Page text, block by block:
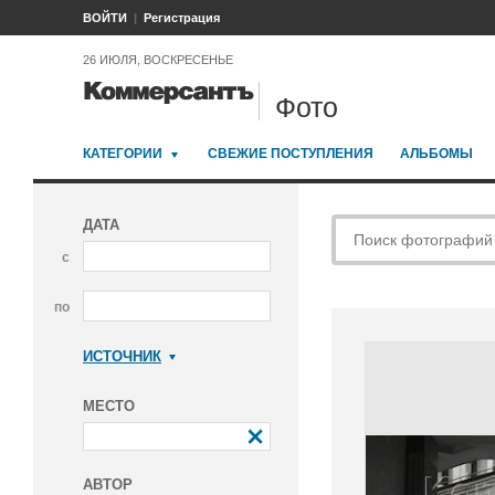
ВОЙТИ Регистрация
26 ИЮЛЯ, ВОСКРЕСЕНЬЕ
Фото
КАТЕГОРИИ СВЕЖИЕ ПОСТУПЛЕНИЯ АЛЬБОМЫ
ДАТА
с
по
ИСТОЧНИК
МЕСТО
АВТОР